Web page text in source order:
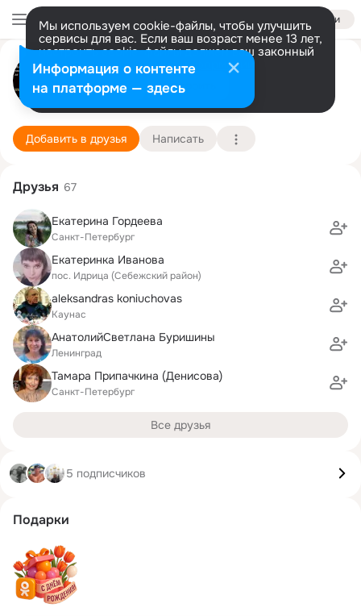
Войти
Мы используем cookie-файлы, чтобы улучшить
сервисы для вас. Если ваш возраст менее 13 лет,
настроить cookie-файлы должен ваш законный
представитель. Больше информации
Разрешить все Настроить
Ирина Иванова (Васильева)
Санкт-Петербург
184 школа
Подробнее
Добавить в друзья Написать
Друзья 67
Екатерина Гордеева
Санкт-Петербург
Екатеринка Иванова
пос. Идрица (Себежский район)
aleksandras koniuchovas
Каунас
АнатолийСветлана Буришины
Ленинград
Тамара Припачкина (Денисова)
Санкт-Петербург
Все друзья
5 подписчиков
Подарки
Информация о контенте
на платформе — здесь